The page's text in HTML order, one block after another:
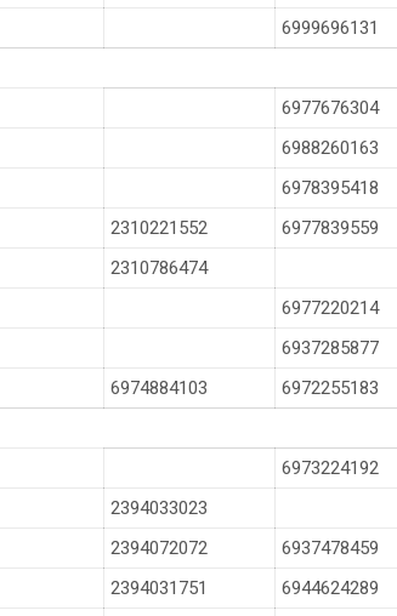
6999696131
6977676304
6988260163
6978395418
2310221552 6977839559
2310786474
6977220214
6937285877
6974884103 6972255183
6973224192
2394033023
2394072072 6937478459
2394031751 6944624289